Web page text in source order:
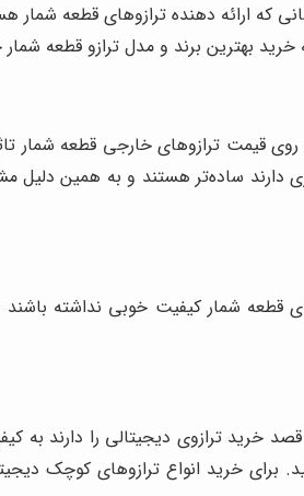
ارائه دهنده ترازوهای قطعه شمار
بهترین برند و مدل ترازو قطعه
قیمت ترازوهای خارجی قطعه شمار
ساده‌تر هستند و به همین دلیل
قطعه شمار کیفیت خوبی نداشته
خرید ترازوی دیجیتالی را دارند به
خرید انواع ترازوهای کوچک